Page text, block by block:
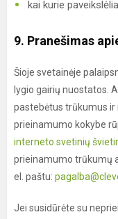
kai kurie
9. Pranešimas
Šioje svetainėje
lygio gairių nuostatos.
pastebėtus trūkumus ir
prieinamumo kokybe
interneto svetinių
prieinamumo trūkumų
el. paštu:
Jei susidūrėte su